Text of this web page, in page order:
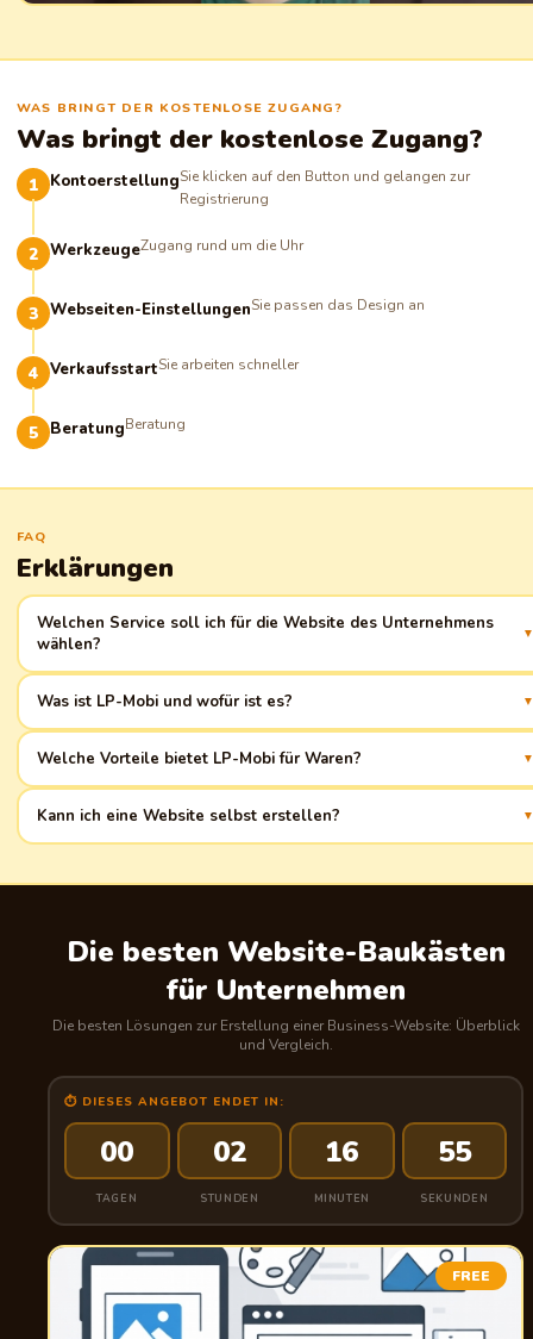
WAS BRINGT DER KOSTENLOSE ZUGANG?
Was bringt der kostenlose Zugang?
KontoerstellungSie klicken auf den Button und gelangen zur
Registrierung
WerkzeugeZugang rund um die Uhr
Webseiten-EinstellungenSie passen das Design an
VerkaufsstartSie arbeiten schneller
BeratungBeratung
FAQ
Erklärungen
Welchen Service soll ich für die Website des Unternehmens
wählen?
schnelle Seitenladezeiten. Vergleichen Sie mehrere Optionen.
Was ist LP-Mobi und wofür ist es?
Warengeschäft. Fokus auf Verkäufe und schnelle Ergebnisse.
Welche Vorteile bietet LP-Mobi für Waren?
Zahlungssystemen und Versanddiensten, Conversion-Analyse.
Kann ich eine Website selbst erstellen?
ermöglichen, Websites ohne Code und spezielle Kenntnisse zu erstellen.
Die besten Website-Baukästen
für Unternehmen
Die besten Lösungen zur Erstellung einer Business-Website: Überblick
und Vergleich.
⏱ DIESES ANGEBOT ENDET IN:
00
TAGEN
02
STUNDEN
16
MINUTEN
54
SEKUNDEN
FREE